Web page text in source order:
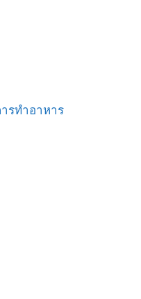
รทำอาหาร